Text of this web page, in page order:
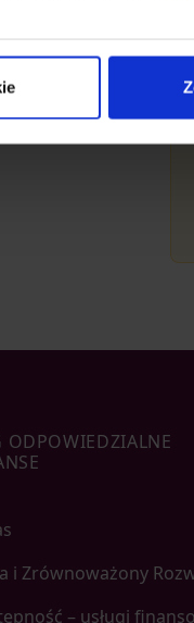
“Odrzuć
ODPOWIEDZIALNE
i Zrównoważony
– usługi